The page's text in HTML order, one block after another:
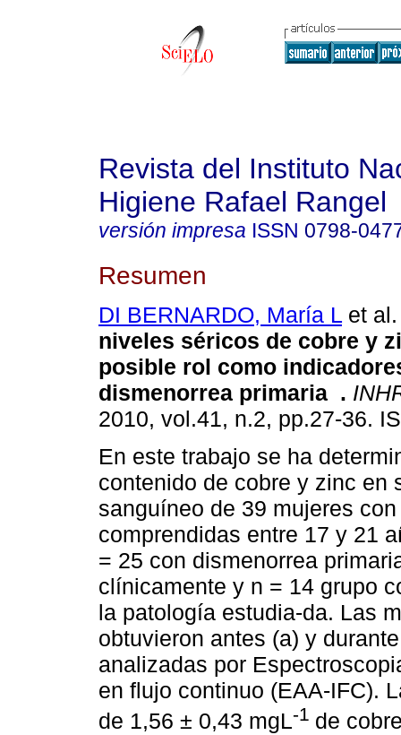
Revista del Instituto
Higiene Rafael Rangel
versión impresa ISSN 0798-
Resumen
DI BERNARDO, María L et al.
niveles séricos de cobre y
posible rol como
dismenorrea primaria .
2010, vol.41, n.2, pp.27-36.
En este trabajo se ha
contenido de cobre y zinc en
sanguíneo de 39 mujeres
comprendidas entre 17 y 21
= 25 con dismenorrea
clínicamente y n = 14 grupo
la patología estudia-da. Las
obtuvieron antes (a) y
analizadas por
en flujo continuo (EAA-IFC).
de 1,56 ± 0,43 mgL-1 de